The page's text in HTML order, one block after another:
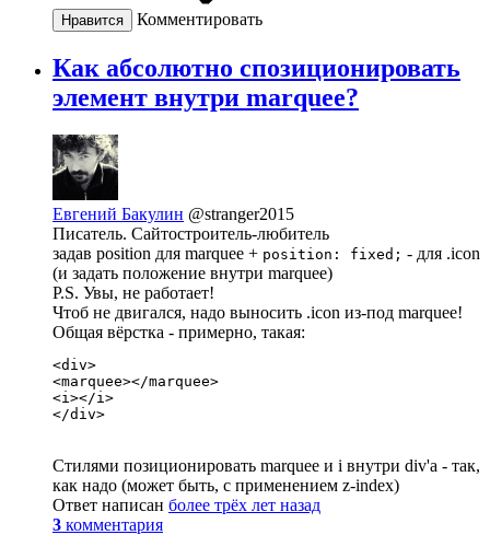
Нравится Комментировать
Как абсолютно спозиционировать
элемент внутри marquee?
Евгений Бакулин @stranger2015
Писатель. Сайтостроитель-любитель
задав position для marquee + position: fixed; - для .icon
(и задать положение внутри marquee)
P.S. Увы, не работает!
Чтоб не двигался, надо выносить .icon из-под marquee!
Общая вёрстка - примерно, такая:
<div>
<marquee></marquee>
<i></i>
</div>
Стилями позиционировать marquee и i внутри div'а - так,
как надо (может быть, с применением z-index)
Ответ написан более трёх лет назад
3 комментария